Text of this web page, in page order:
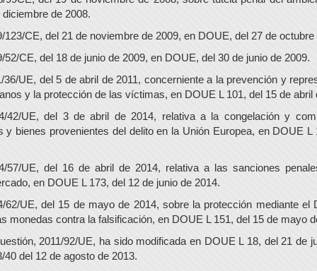
de 2008.
123/CE, del 21 de noviembre de 2009, en DOUE, del 27 de octubre
52/CE, del 18 de junio de 2009, en DOUE, del 30 de junio de 2009.
36/UE, del 5 de abril de 2011, concerniente a la prevención y
y la protección de las víctimas, en DOUE L 101, del 15 de abril
42/UE, del 3 de abril de 2014, relativa a la congelación y
y bienes provenientes del delito en la Unión Europea, en DOUE L
57/UE, del 16 de abril de 2014, relativa a las sanciones
en DOUE L 173, del 12 de junio de 2014.
62/UE, del 15 de mayo de 2014, sobre la protección mediante el
monedas contra la falsificación, en DOUE L 151, del 15 de mayo
2011/92/UE, ha sido modificada en DOUE L 18, del 21 de
40 del 12 de agosto de 2013.